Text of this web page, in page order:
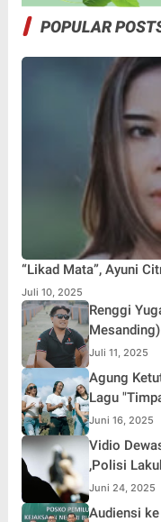
POPULAR
“Likad Mata”, Ayuni
Juli 10, 2025
Renggi
Mesanding)
Juli 11, 2025
Agung
Lagu
Juni 16, 2025
Vidio
,Polisi
Juni 24, 2025
Audiensi